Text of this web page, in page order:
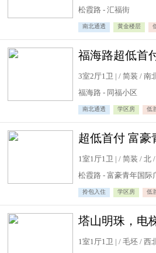
松霞路 - 汇福街
南北通透 黄金楼层
3室2厅1卫 | / 简装 / 南
福海路 - 同福小区
南北通透 学区房 低
1室1厅1卫 | / 简装 / 北 /
松霞路 - 富豪青年国际
拎包入住 学区房 低
1室1厅1卫 | / 毛坯 / 西